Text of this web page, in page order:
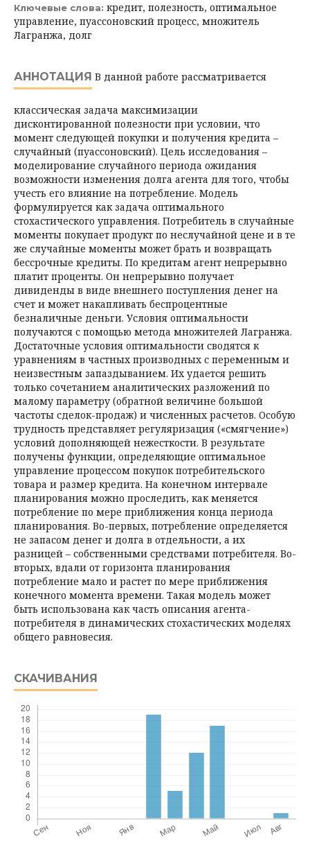
Ключевые слова: кредит, полезность, оптимальное
управление, пуассоновский процесс, множитель
Лагранжа, долг
АННОТАЦИЯ В данной работе рассматривается
классическая задача максимизации
дисконтированной полезности при условии, что
момент следующей покупки и получения кредита –
случайный (пуассоновский). Цель исследования –
моделирование случайного периода ожидания
возможности изменения долга агента для того, чтобы
учесть его влияние на потребление. Модель
формулируется как задача оптимального
стохастического управления. Потребитель в случайные
моменты покупает продукт по неслучайной цене и в те
же случайные моменты может брать и возвращать
бессрочные кредиты. По кредитам агент непрерывно
платит проценты. Он непрерывно получает
дивиденды в виде внешнего поступления денег на
счет и может накапливать беспроцентные
безналичные деньги. Условия оптимальности
получаются с помощью метода множителей Лагранжа.
Достаточные условия оптимальности сводятся к
уравнениям в частных производных с переменным и
неизвестным запаздыванием. Их удается решить
только сочетанием аналитических разложений по
малому параметру (обратной величине большой
частоты сделок-продаж) и численных расчетов. Особую
трудность представляет регуляризация («смягчение»)
условий дополняющей нежесткости. В результате
получены функции, определяющие оптимальное
управление процессом покупок потребительского
товара и размер кредита. На конечном интервале
планирования можно проследить, как меняется
потребление по мере приближения конца периода
планирования. Во-первых, потребление определяется
не запасом денег и долга в отдельности, а их
разницей – собственными средствами потребителя. Во-
вторых, вдали от горизонта планирования
потребление мало и растет по мере приближения
конечного момента времени. Такая модель может
быть использована как часть описания агента-
потребителя в динамических стохастических моделях
общего равновесия.
СКАЧИВАНИЯ